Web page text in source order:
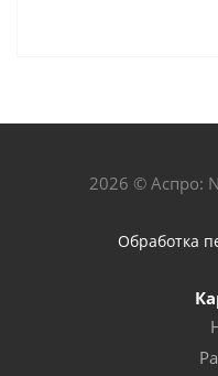
2026 © Аспро:
Обработка